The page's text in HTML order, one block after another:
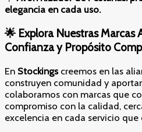
elegancia en cada uso.
🌟 Explora Nuestras Marcas
Confianza y Propósito
En Stockingscreemos en las
construyen comunidad y
colaboramos con marcas que
compromiso con la calidad,
excelencia en cada servicio que